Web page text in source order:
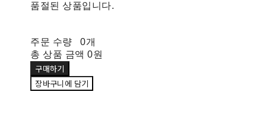
품절된 상품입니다.
주문 수량
0개
총 상품 금액 0원
구매하기
장바구니에 담기